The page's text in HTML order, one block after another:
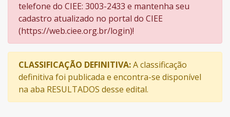
telefone do CIEE: 3003-2433 e mantenha seu
cadastro atualizado no portal do CIEE
(https://web.ciee.org.br/login)!
CLASSIFICAÇÃO DEFINITIVA:A classificação
definitiva foi publicada e encontra-se disponível
na aba RESULTADOS desse edital.